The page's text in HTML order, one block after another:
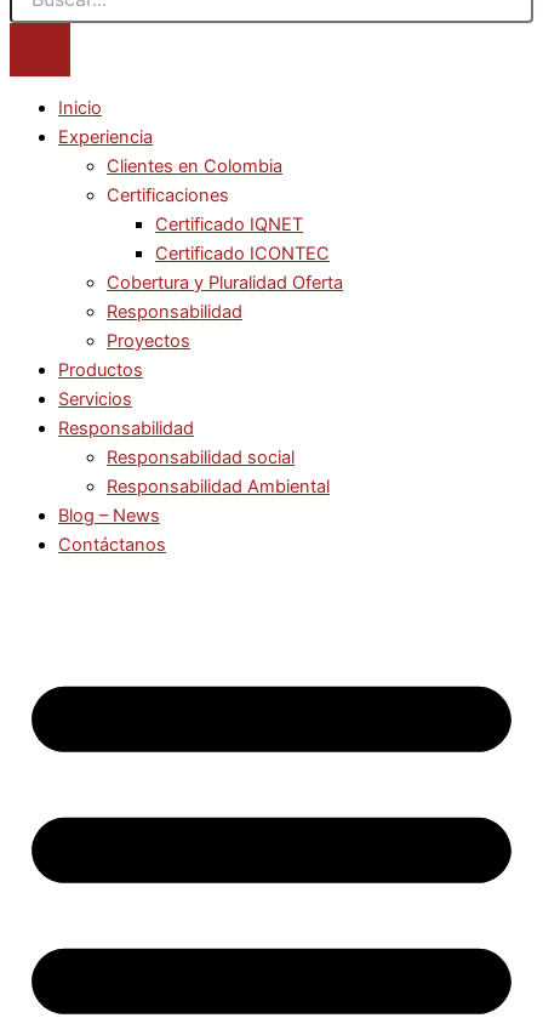
Inicio
Experiencia
Clientes en Colombia
Certificaciones
Certificado IQNET
Certificado ICONTEC
Cobertura y Pluralidad Oferta
Responsabilidad
Proyectos
Productos
Servicios
Responsabilidad
Responsabilidad social
Responsabilidad Ambiental
Blog – News
Contáctanos